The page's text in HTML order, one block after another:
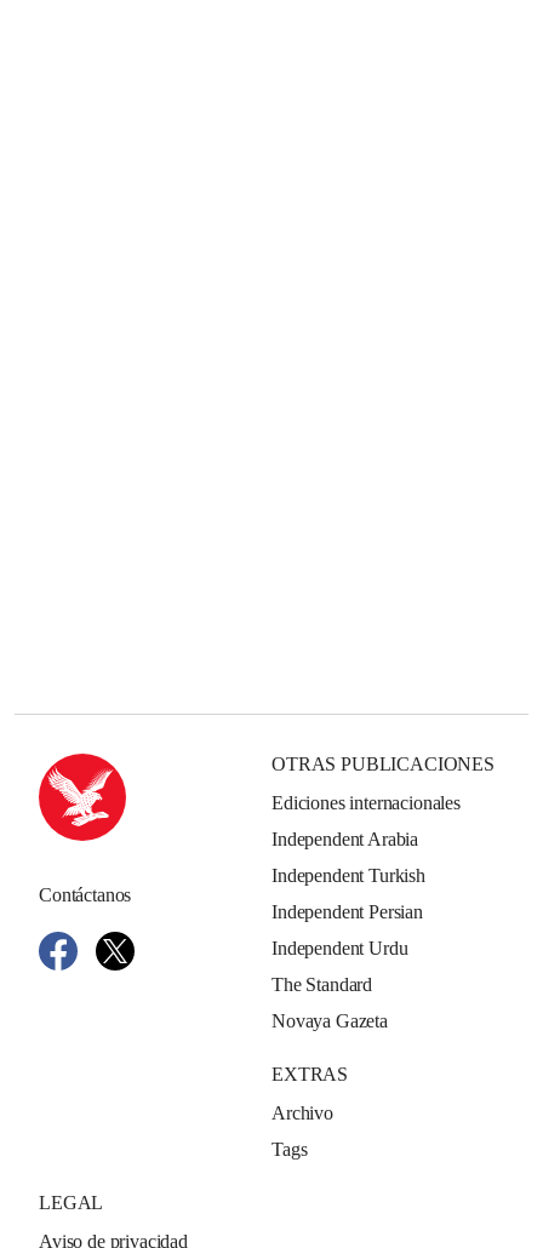
Contáctanos
OTRAS PUBLICACIONES
Ediciones internacionales
Independent Arabia
Independent Turkish
Independent Persian
Independent Urdu
The Standard
Novaya Gazeta
EXTRAS
Archivo
Tags
LEGAL
Aviso de privacidad